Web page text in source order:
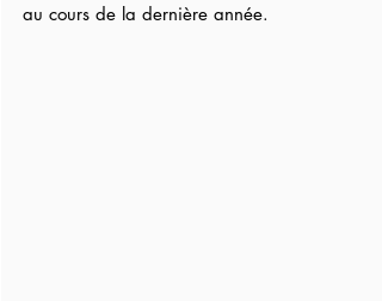
au cours de la dernière année.